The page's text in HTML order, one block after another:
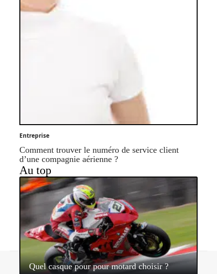
Entreprise
Comment trouver le numéro de service client
d’une compagnie aérienne ?
Au top
Quel casque pour pour motard choisir ?
Contact Mentions légales Sitemap